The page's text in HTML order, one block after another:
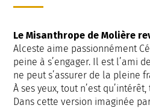
Le Misanthrope de Molière
Alceste aime passionnément
peine à s’engager. Il est l’ami
ne peut s’assurer de la pleine
À ses yeux, tout n’est
Dans cette version imaginée